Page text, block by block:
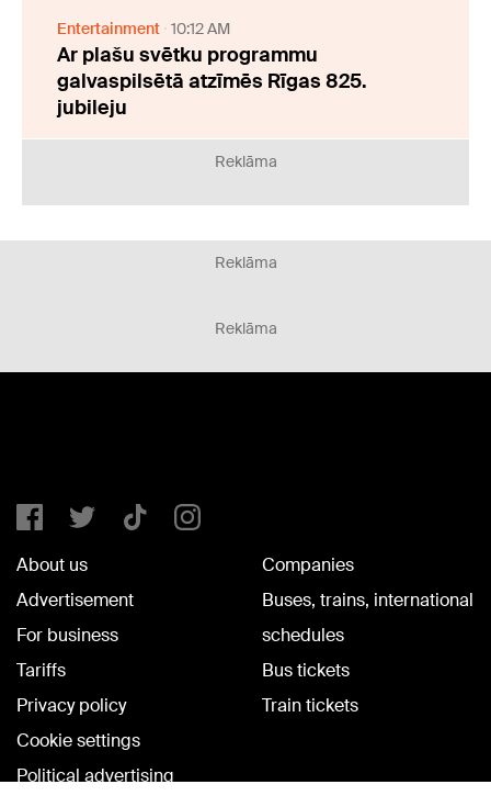
Entertainment 10:12 AM
Ar plašu svētku programmu
galvaspilsētā atzīmēs Rīgas 825.
jubileju
Reklāma
Reklāma
Reklāma
About us
Advertisement
For business
Tariffs
Privacy policy
Cookie settings
Political advertising
Companies
Buses, trains, international
schedules
Bus tickets
Train tickets